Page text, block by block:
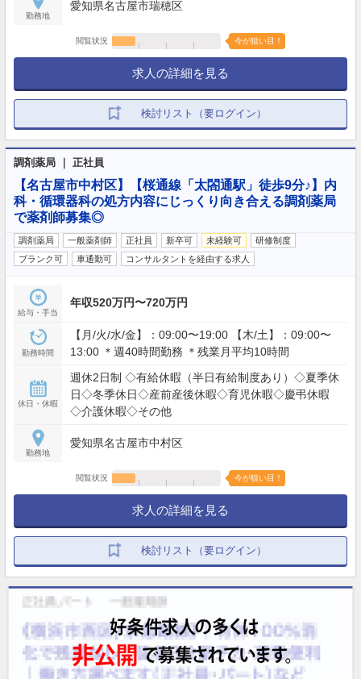
勤務地
愛知県名古屋市瑞穂区
閲覧状況 今が狙い目！
求人の詳細を見る
検討リスト（要ログイン）
調剤薬局 ｜ 正社員
【名古屋市中村区】【桜通線「太閤通駅」徒歩9分♪】内
科・循環器科の処方内容にじっくり向き合える調剤薬局
で薬剤師募集◎
調剤薬局 一般薬剤師 正社員 新卒可 未経験可
研修制度
ブランク可
車通勤可 コンサルタントを経由する求人
給与・手当
年収520万円〜720万円
勤務時間
【月/火/水/金】：09:00〜19:00 【木/土】：09:00〜
13:00 ＊週40時間勤務 ＊残業月平均10時間
休日・休暇
週休2日制 ◇有給休暇（半日有給制度あり）◇夏季休
日◇冬季休日◇産前産後休暇◇育児休暇◇慶弔休暇
◇介護休暇◇その他
勤務地
愛知県名古屋市中村区
閲覧状況 今が狙い目！
求人の詳細を見る
検討リスト（要ログイン）